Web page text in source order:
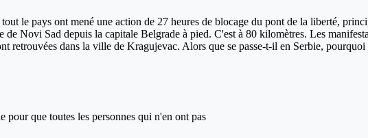
le pays ont mené une action de 27 heures de blocage du pont de la liberté,
Novi Sad depuis la capitale Belgrade à pied. C'est à 80 kilomètres. Les
retrouvées dans la ville de Kragujevac. Alors que se passe-t-il en Serbie,
pour que toutes les personnes qui n'en ont pas